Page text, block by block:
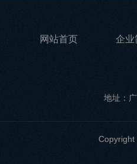
网站首页 企业
地址：